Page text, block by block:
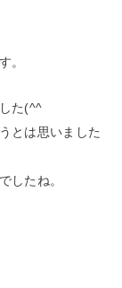
。
た(^^ゞ
とは思いました
したね。